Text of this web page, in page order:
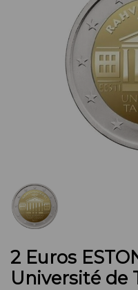
2 Euros
Université de